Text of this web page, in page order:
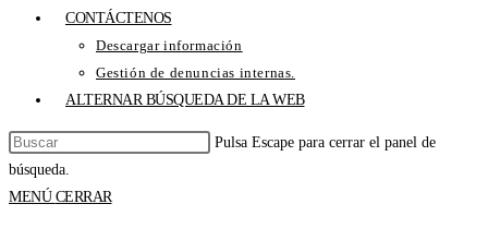
CONTÁCTENOS
Descargar información
Gestión de denuncias internas.
ALTERNAR BÚSQUEDA DE LA WEB
Pulsa Escape para cerrar el panel de
búsqueda.
MENÚ CERRAR